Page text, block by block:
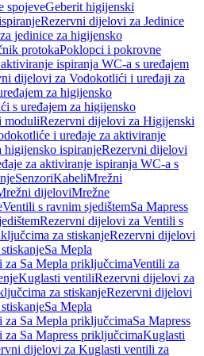
spojeveGeberit higijenski
Rezervni dijelovi za Jedinice
jedinice za higijensko
protokaPoklopci i pokrovne
ispiranja WC-a s uređajem
dijelovi za Vodokotlići i uređaji za
za higijensko
s uređajem za higijensko
moduliRezervni dijelovi za Higijenski
i uređaje za aktiviranje
higijensko ispiranjeRezervni dijelovi
za aktiviranje ispiranja WC-a s
SenzoriKabeliMrežni
dijeloviMrežne
Ventili s ravnim sjedištemSa Mapress
Rezervni dijelovi za Ventili s
za stiskanjeRezervni dijelovi
Sa Mepla
Sa Mepla priključcimaVentili za
Kuglasti ventiliRezervni dijelovi za
za stiskanjeRezervni dijelovi
Sa Mepla
Sa Mepla priključcimaSa Mapress
Sa Mapress priključcimaKuglasti
dijelovi za Kuglasti ventili za